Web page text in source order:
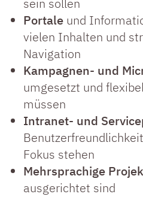
sein sollen
Portale und
vielen Inhalten und
Navigation
Kampagnen- und
umgesetzt und
müssen
Intranet- und
Fokus stehen
Mehrsprachige
ausgerichtet sind